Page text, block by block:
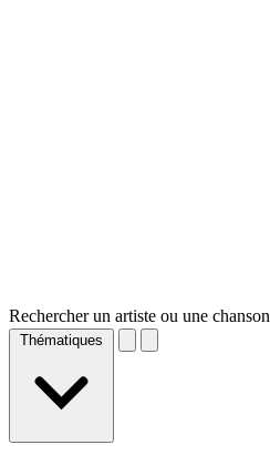
Rechercher un artiste ou une chanson
Thématiques